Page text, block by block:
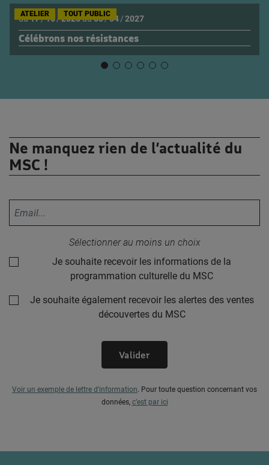
Célébrons nos résistances
du17/10/2026au03/04/2027
ATELIER TOUT PUBLIC
Ne manquez rien de l’actualité du
MSC !
Sélectionner au moins un choix
Je souhaite recevoir les informations de la
programmation culturelle du MSC
Je souhaite également recevoir les alertes des ventes
découvertes du MSC
Valider
Voir un exemple de lettre d’information. Pour toute question concernant vos
données, c’est par ici